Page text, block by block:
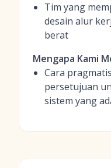
Tim yang
desain alur
berat
Mengapa Kami
Cara
persetujuan
sistem yang